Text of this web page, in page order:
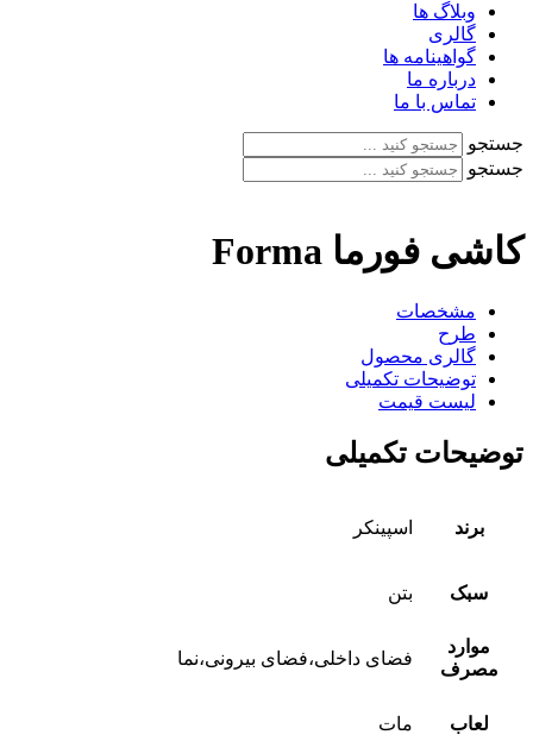
وبلاگ ها
گالری
گواهینامه ها
درباره ما
تماس با ما
جستجو
جستجو
کاشی فورما Forma
مشخصات
طرح
گالری محصول
توضیحات تکمیلی
لیست قیمت
توضیحات تکمیلی
برند اسپینکر
سبک بتن
موارد
مصرف
فضای داخلی،فضای بیرونی،نما
لعاب مات